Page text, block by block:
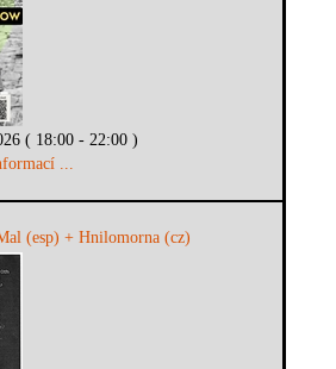
( 18:00 - 22:00 )
...
(esp) + Hnilomorna (cz)